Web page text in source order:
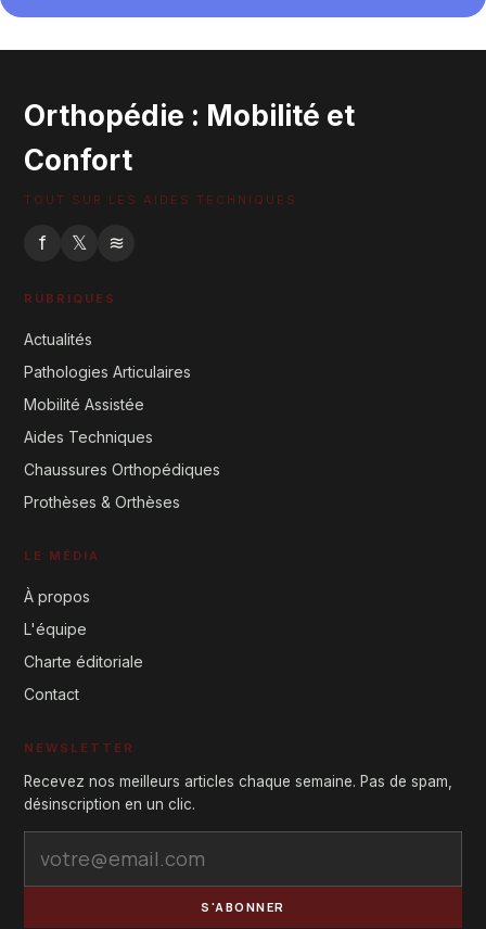
Orthopédie : Mobilité et
Confort
TOUT SUR LES AIDES TECHNIQUES
f 𝕏 ≋
RUBRIQUES
Actualités
Pathologies Articulaires
Mobilité Assistée
Aides Techniques
Chaussures Orthopédiques
Prothèses & Orthèses
LE MÉDIA
À propos
L'équipe
Charte éditoriale
Contact
NEWSLETTER
Recevez nos meilleurs articles chaque semaine. Pas de spam,
désinscription en un clic.
S'ABONNER